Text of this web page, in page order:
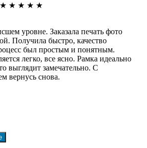
★ ★ ★ ★ ★
уровне. Заказала печать фото
Получила быстро, качество
был простым и понятным.
легко, все ясно. Рамка идеально
выглядит замечательно. С
вернусь снова.